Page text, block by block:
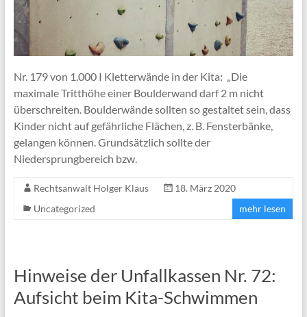
Nr. 179 von 1.000 I Kletterwände in der Kita: „Die
maximale Tritthöhe einer Boulderwand darf 2 m nicht
überschreiten. Boulderwände sollten so gestaltet sein, dass
Kinder nicht auf gefährliche Flächen, z. B. Fensterbänke,
gelangen können. Grundsätzlich sollte der
Niedersprungbereich bzw.
Rechtsanwalt Holger Klaus
18. März 2020
Uncategorized
mehr lesen
Hinweise der Unfallkassen Nr. 72:
Aufsicht beim Kita-Schwimmen